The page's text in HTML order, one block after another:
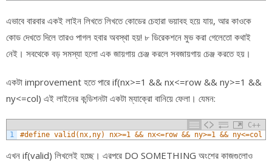
এভাবে বারবার একই লাইন লিখতে লিখতে কোডের চেহারা ভয়াবহ হয়ে যায়, আর কাওকে
কোড দেখতে দিলে তারও পাগল হবার অবস্থা হয়! ৮ ডিরেকশনে মুভ করা গেলেতো কথাই
নেই। সবথেকে বড় সমস্যা হলো এক জায়গায় চেঞ্জ করলে সবজায়গায় চেঞ্জ করতে হয়।
একটা improvement হতে পারে if(nx>=1 && nx<=row && ny>=1 &&
ny<=col) এই লাইনের কন্ডিশনটা একটা ম্যাক্রো বানিয়ে ফেলা। যেমন:
C++
1
#define valid(nx,ny) nx>=1 && nx<=row && ny>=1 && ny<=col
এখন if(valid) লিখলেই হচ্ছে। এরপরে DO SOMETHING অংশের কাজগুলোও